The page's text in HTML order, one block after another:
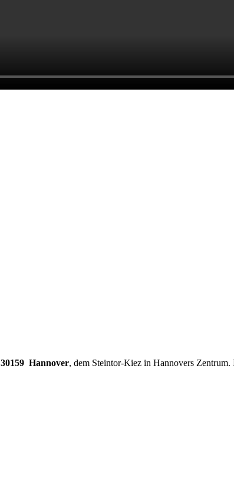
30159 Hannover, dem Steintor-Kiez in Hannovers